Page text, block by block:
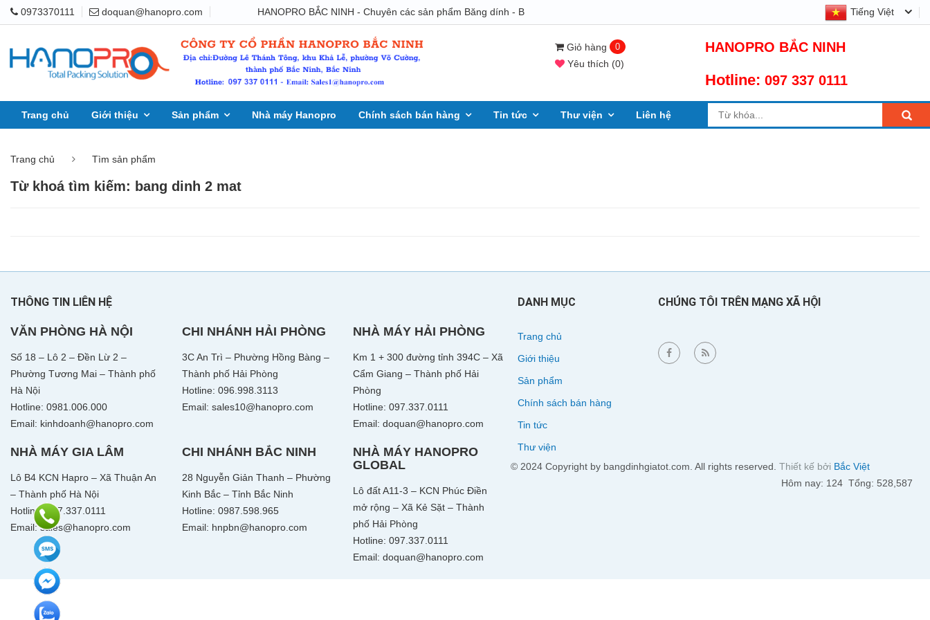
0973370111 doquan@hanopro.com HANOPRO BẮC NINH - Chuyên các sản phẩm Băng dính - Băng keo - Màng PE - Hạt chống ẩm giá tốt nhất thị trường Tiếng Việt
Giỏ hàng 0
Yêu thích (0)
HANOPRO BẮC NINH
Hotline: 097 337 0111
Trang chủ Giới thiệu Sản phẩm Nhà máy Hanopro Chính sách bán hàng Tin tức Thư viện Liên hệ
Trang chủ Tìm sản phẩm
Từ khoá tìm kiếm: bang dinh 2 mat
THÔNG TIN LIÊN HỆ
VĂN PHÒNG HÀ NỘI
Số 18 – Lô 2 – Đền Lừ 2 –
Phường Tương Mai – Thành phố
Hà Nội
Hotline: 0981.006.000
Email: kinhdoanh@hanopro.com
CHI NHÁNH HẢI PHÒNG
3C An Trì – Phường Hồng Bàng –
Thành phố Hải Phòng
Hotline: 096.998.3113
Email: sales10@hanopro.com
NHÀ MÁY HẢI PHÒNG
Km 1 + 300 đường tỉnh 394C – Xã
Cẩm Giang – Thành phố Hải
Phòng
Hotline: 097.337.0111
Email: doquan@hanopro.com
NHÀ MÁY GIA LÂM
Lô B4 KCN Hapro – Xã Thuận An
– Thành phố Hà Nội
Hotline: 097.337.0111
Email: sales@hanopro.com
CHI NHÁNH BẮC NINH
28 Nguyễn Giản Thanh – Phường
Kinh Bắc – Tỉnh Bắc Ninh
Hotline: 0987.598.965
Email: hnpbn@hanopro.com
NHÀ MÁY HANOPRO
GLOBAL
Lô đất A11-3 – KCN Phúc Điền
mở rộng – Xã Kẻ Sặt – Thành
phố Hải Phòng
Hotline: 097.337.0111
Email: doquan@hanopro.com
DANH MỤC
Trang chủ
Giới thiệu
Sản phẩm
Chính sách bán hàng
Tin tức
Thư viện
CHÚNG TÔI TRÊN MẠNG XÃ HỘI
© 2024 Copyright by bangdinhgiatot.com. All rights reserved. Thiết kế bởi Bắc Việt
Hôm nay: 124 Tổng: 528,587